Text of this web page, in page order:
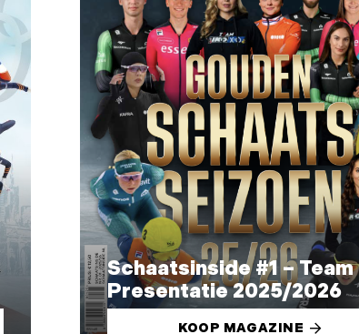
Schaatsinside #1 – Team
Presentatie 2025/2026
KOOP MAGAZINE